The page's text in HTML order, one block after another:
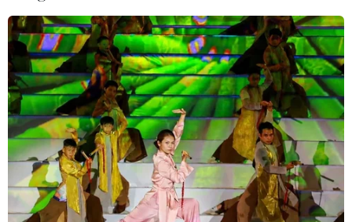
Tìm kiếm cứu nạn tỉnh Thừa Thiên-Huế cho biết đây là
trận động đất nhẹ nên người dân khó có thể cảm nhận
được dư chấn.